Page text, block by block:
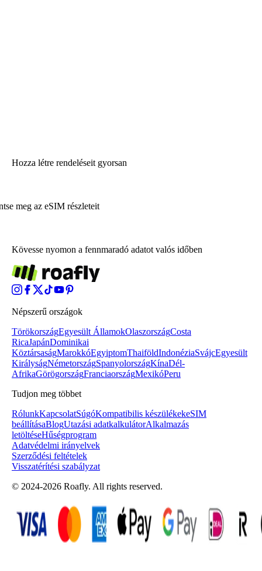
Hozza létre rendeléseit gyorsan
meg az eSIM részleteit
Kövesse nyomon a fennmaradó adatot valós időben
Népszerű országok
TörökországEgyesült ÁllamokOlaszországCosta
RicaJapánDominikai
KöztársaságMarokkóEgyiptomThaiföldIndonéziaSvájcEgyesült
KirályságNémetországSpanyolországKínaDél-
AfrikaGörögországFranciaországMexikóPeru
Tudjon meg többet
RólunkKapcsolatSúgóKompatibilis készülékekeSIM
beállításaBlogUtazási adatkalkulátorAlkalmazás
letöltéseHűségprogram
Adatvédelmi irányelvek
Szerződési feltételek
Visszatérítési szabályzat
© 2024-2026 Roafly. All rights reserved.